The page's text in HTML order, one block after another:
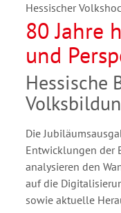
Hessischer
80 Jahre
und
Hessische
Die
Entwicklungen der
analysieren den
auf die
sowie aktuelle